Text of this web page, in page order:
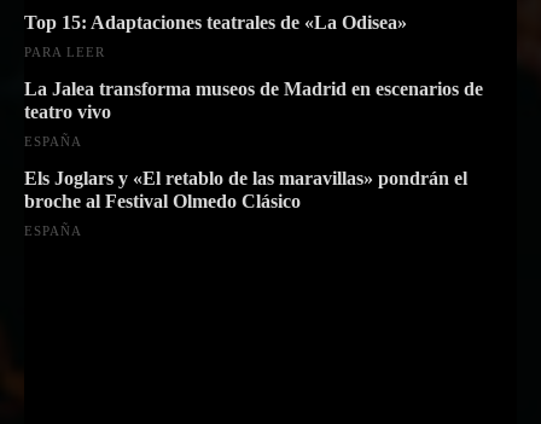
Top 15: Adaptaciones teatrales de «La Odisea»
PARA LEER
La Jalea transforma museos de Madrid en escenarios de
teatro vivo
ESPAÑA
Els Joglars y «El retablo de las maravillas» pondrán el
broche al Festival Olmedo Clásico
ESPAÑA